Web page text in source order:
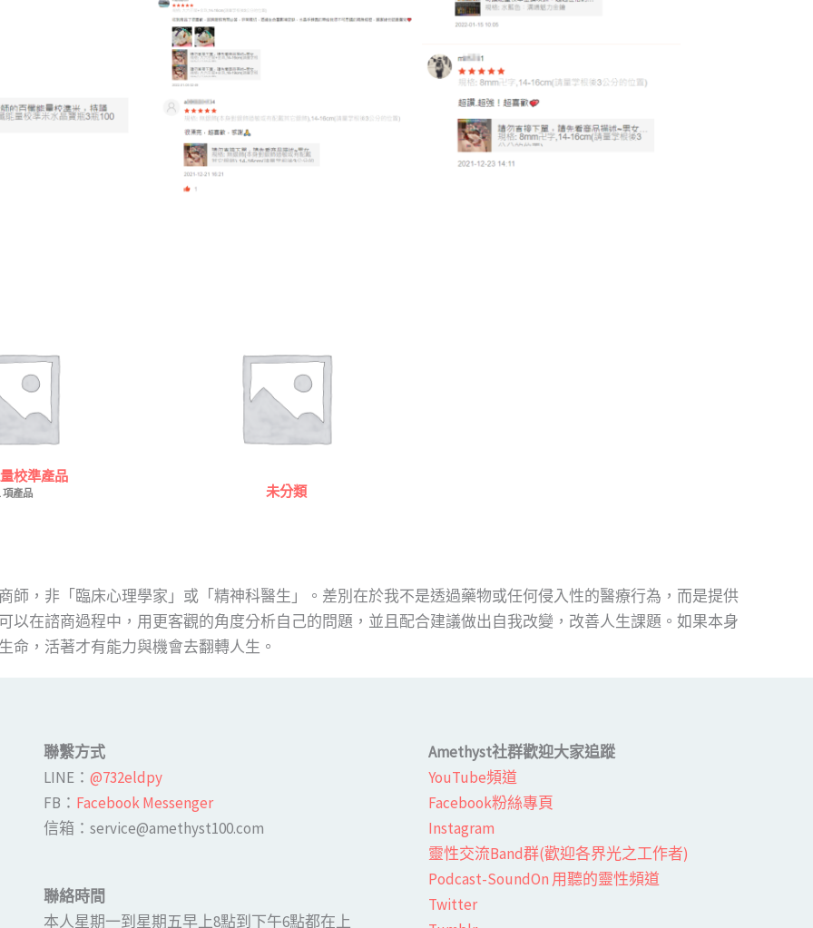
5
校準產品
項產品 未分類
師，非「臨床心理學家」或「精神科醫生」。差別在於我不是透過藥物或任何侵入性的醫療行為，而是提供
以在諮商過程中，用更客觀的角度分析自己的問題，並且配合建議做出自我改變，改善人生課題。如果本身
命，活著才有能力與機會去翻轉人生。
聯繫方式
LINE​： @732eldpy
FB：​ Facebook Messenger
​​信箱：service@amethyst100.com
聯絡時間
本人星期一到星期五早上8點到下午6點都在上
Amethyst社群歡迎大家追蹤
YouTube頻道
Facebook粉絲專頁​
Instagram
靈性交流Band群(歡迎各界光之工作者)​
Podcast-SoundOn 用聽的靈性頻道
​Twitter